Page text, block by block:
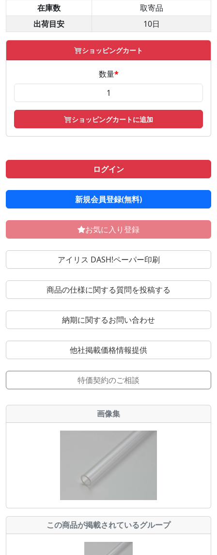
在庫数
取寄品
出荷目安
10日
ショッピングカート
数量*
ショッピングカートに追加
ログイン
新規会員登録(無料)
お気に入り登録
アイリス DASH!ペーパー印刷
商品の仕様に関する質問を投稿する
納期に関するお問い合わせ
他社掲載価格情報提供
特価契約のご相談
画像集
この商品が掲載されているグループ